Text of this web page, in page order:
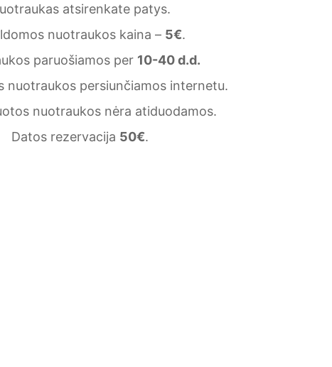
atsirenkate patys.
nuotraukos kaina – 5€.
paruošiamos per 10-40 d.d.
nuotraukos persiunčiamos internetu.
nuotraukos nėra atiduodamos.
Datos rezervacija 50€.